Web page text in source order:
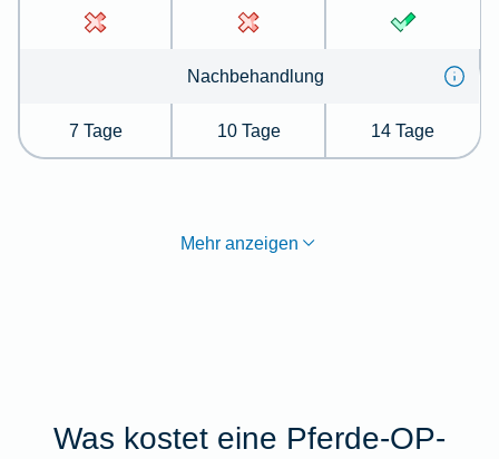
Nachbehandlung
7 Tage 10 Tage 14 Tage
Mehr anzeigen
Was kostet eine Pferde-OP-